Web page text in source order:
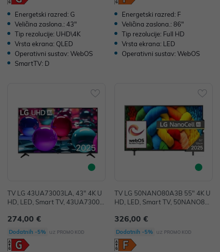
Energetski razred: G
Veličina zaslona.: 43"
Tip rezolucije: UHD\4K
Vrsta ekrana: QLED
Operativni sustav: WebOS
SmartTV: D
Energetski razred: F
Veličina zaslona.: 86"
Tip rezolucije: Full HD
Vrsta ekrana: LED
Operativni sustav: WebOS
TV LG 43UA73003LA, 43" 4K U
HD, LED, Smart TV, 43UA73003
274,00 €
Dodatnih -5% uz PROMO KOD
TV LG 50NANO80A3B 55" 4K U
HD, LED, Smart TV, 50NANO80
326,00 €
Dodatnih -5% uz PROMO KOD